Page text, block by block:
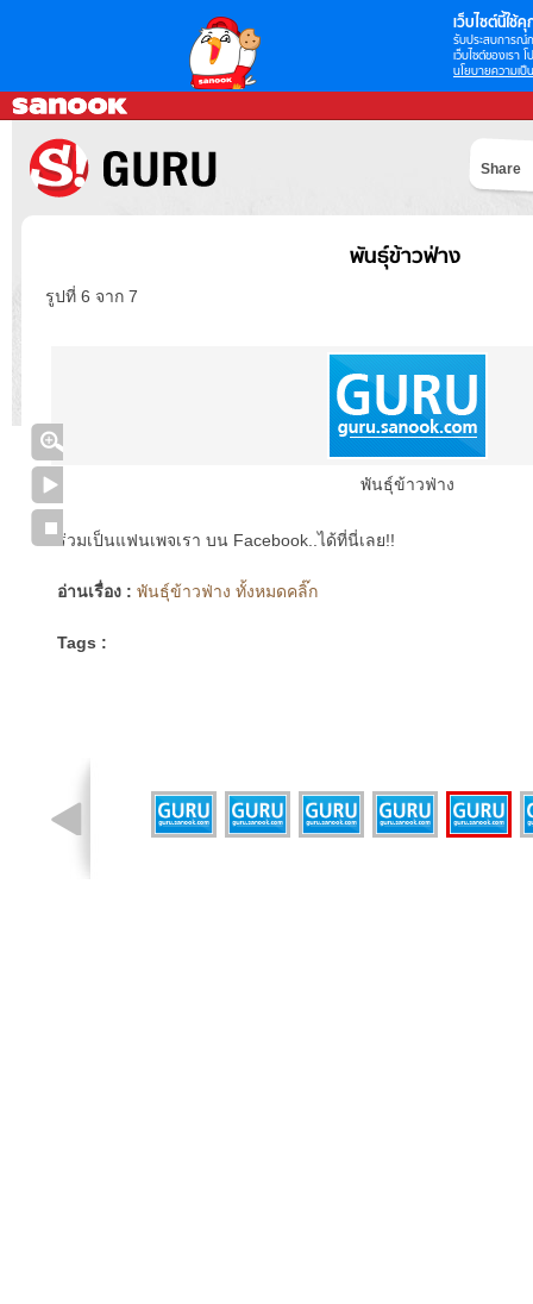
เว็บไซต์นี้ใช้คุ
รับประสบการณ์
เว็บไซต์ของเรา
นโยบายความเป็
Share
พันธุ์ข้าวฟ่าง
รูปที่ 6 จาก 7
พันธุ์ข้าวฟ่าง
ร่วมเป็นแฟนเพจเรา บน Facebook..ได้ที่นี่เลย!!
อ่านเรื่อง : พันธุ์ข้าวฟ่าง ทั้งหมดคลิ๊ก
Tags :